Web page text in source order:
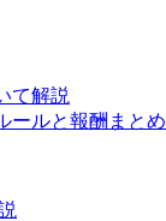
て解説
ールと報酬まとめ